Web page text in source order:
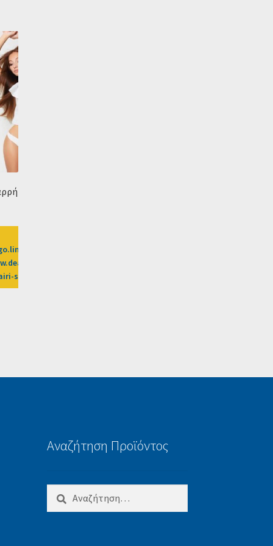
z/269-0/CD2589/?
sarri-vrilissia-1%3Fafn%3DLW
Αναζήτηση Προϊόντος
Αναζήτηση